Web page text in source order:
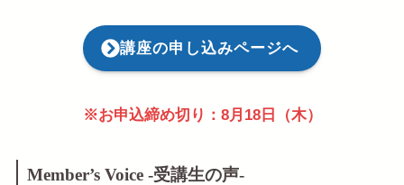
講座の申し込みページへ
※お申込締め切り：8月18日（木）
Member’s Voice -受講生の声-